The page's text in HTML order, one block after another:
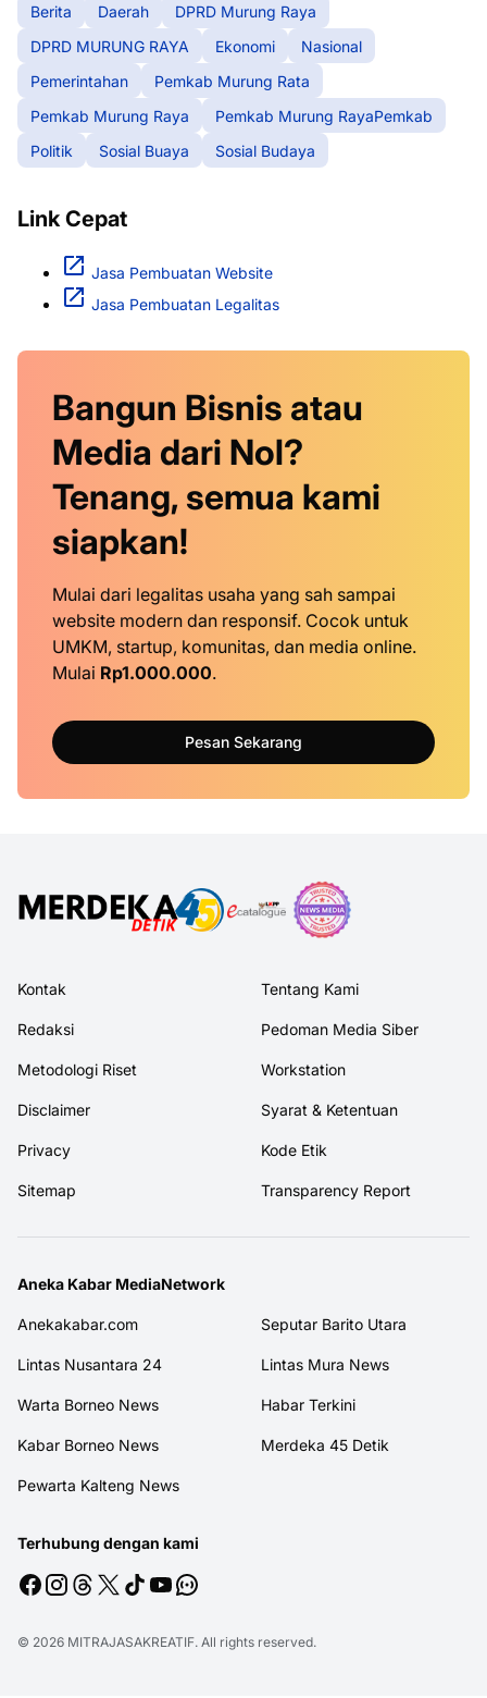
Berita Daerah
DPRD Murung Raya
DPRD MURUNG RAYA
Ekonomi
Nasional
Pemerintahan
Pemkab Murung Rata
Pemkab Murung Raya
Pemkab Murung RayaPemkab
Politik
Sosial Buaya Sosial Budaya
Link Cepat
Jasa Pembuatan Website
Jasa Pembuatan Legalitas
Bangun Bisnis atau
Media dari Nol?
Tenang, semua kami
siapkan!
Mulai dari legalitas usaha yang sah sampai
website modern dan responsif. Cocok untuk
UMKM, startup, komunitas, dan media online.
Mulai Rp1.000.000.
Pesan Sekarang
Kontak Tentang Kami
Redaksi Pedoman Media Siber
Metodologi Riset Workstation
Disclaimer Syarat & Ketentuan
Privacy Kode Etik
Sitemap Transparency Report
Aneka Kabar MediaNetwork
Anekakabar.com Seputar Barito Utara
Lintas Nusantara 24 Lintas Mura News
Warta Borneo News Habar Terkini
Kabar Borneo News Merdeka 45 Detik
Pewarta Kalteng News
Terhubung dengan kami
© 2026 MITRAJASAKREATIF. All rights reserved.